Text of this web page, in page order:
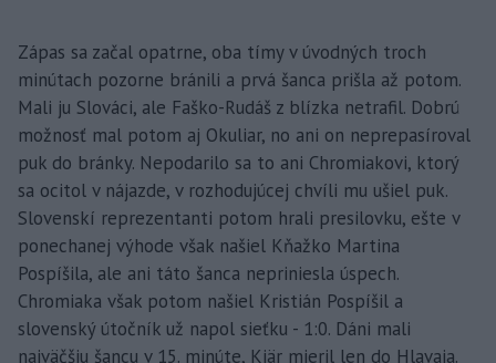
Zápas sa začal opatrne, oba tímy v úvodných troch
minútach pozorne bránili a prvá šanca prišla až potom.
Mali ju Slováci, ale Faško-Rudáš z blízka netrafil. Dobrú
možnosť mal potom aj Okuliar, no ani on neprepasíroval
puk do bránky. Nepodarilo sa to ani Chromiakovi, ktorý
sa ocitol v nájazde, v rozhodujúcej chvíli mu ušiel puk.
Slovenskí reprezentanti potom hrali presilovku, ešte v
ponechanej výhode však našiel Kňažko Martina
Pospíšila, ale ani táto šanca nepriniesla úspech.
Chromiaka však potom našiel Kristián Pospíšil a
slovenský útočník už napol sieťku - 1:0. Dáni mali
najväčšiu šancu v 15. minúte, Kjär mieril len do Hlavaja.